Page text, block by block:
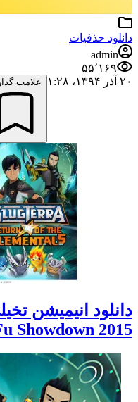
دانلود حذفیات
admin
۵۵٬۱۶۹
۲۰ آذر ۱۳۹۴،‏ ۱:۲۸
علامت
دانلود انیمیشن
Showdown 2015